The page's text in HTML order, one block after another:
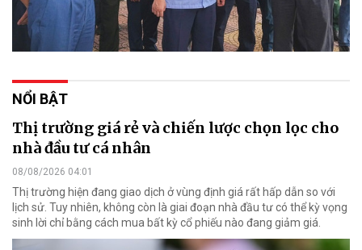
NỔI BẬT
Thị trường giá rẻ và chiến lược chọn lọc cho
nhà đầu tư cá nhân
08/08/2026 04:01
Thị trường hiện đang giao dịch ở vùng định giá rất hấp dẫn so với
lịch sử. Tuy nhiên, không còn là giai đoạn nhà đầu tư có thể kỳ vọng
sinh lời chỉ bằng cách mua bất kỳ cổ phiếu nào đang giảm giá.